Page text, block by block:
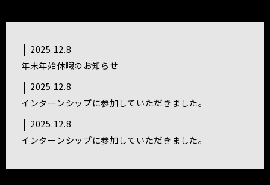
2025.12.8
年末年始休暇のお知らせ
2025.12.8
インターンシップに参加していただきました。
2025.12.8
インターンシップに参加していただきました。